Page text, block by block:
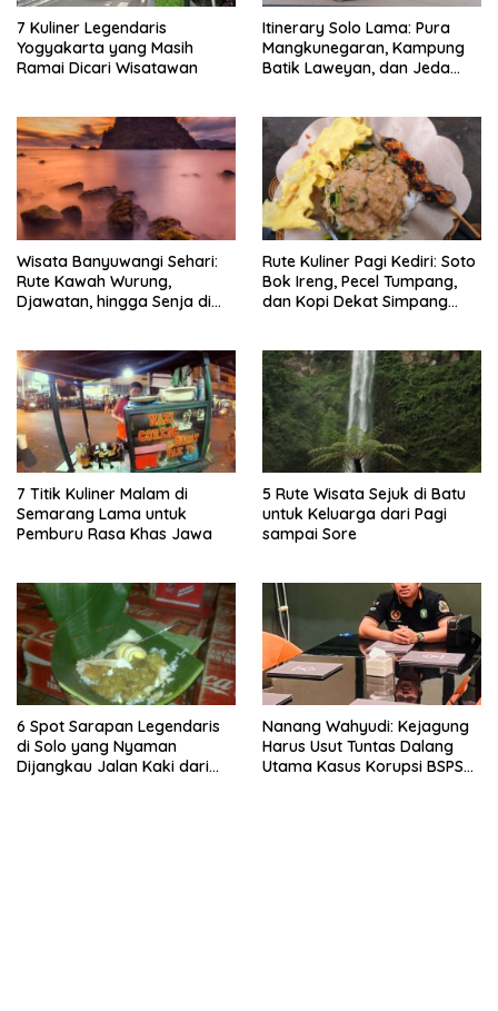
7 Kuliner Legendaris
Yogyakarta yang Masih
Ramai Dicari Wisatawan
Itinerary Solo Lama: Pura
Mangkunegaran, Kampung
Batik Laweyan, dan Jeda
Wisata Banyuwangi Sehari:
Rute Kawah Wurung,
Djawatan, hingga Senja di
Rute Kuliner Pagi Kediri: Soto
Bok Ireng, Pecel Tumpang,
dan Kopi Dekat Simpang
7 Titik Kuliner Malam di
Semarang Lama untuk
Pemburu Rasa Khas Jawa
5 Rute Wisata Sejuk di Batu
untuk Keluarga dari Pagi
sampai Sore
6 Spot Sarapan Legendaris
di Solo yang Nyaman
Dijangkau Jalan Kaki dari
Nanang Wahyudi: Kejagung
Harus Usut Tuntas Dalang
Utama Kasus Korupsi BSPS